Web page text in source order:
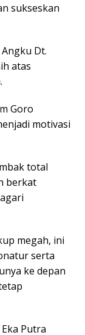
sukseskan
Dt.
atas
Goro
motivasi
total
berkat
megah, ini
serta
ke depan
Putra